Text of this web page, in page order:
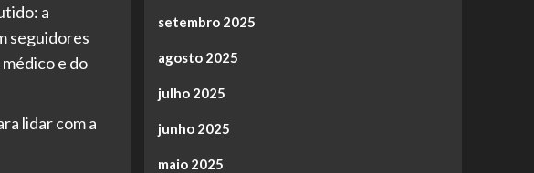
a
seguidores
e do
lidar com a
setembro 2025
agosto 2025
julho 2025
junho 2025
maio 2025